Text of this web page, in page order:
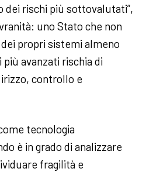
dei rischi più sottovalutati”,
uno Stato che non
propri sistemi almeno
avanzati rischia di
controllo e
tecnologia
è in grado di analizzare
fragilità e